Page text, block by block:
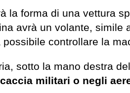
la forma di una vettura
avrà un volante, simile
controllare la
sotto la mano destra
militari o negli